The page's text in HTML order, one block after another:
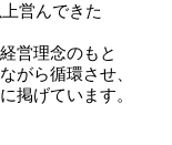
営んできた
営理念のもと
がら循環させ、
掲げています。